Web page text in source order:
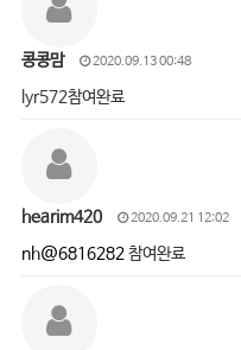
콩콩맘 2020.09.13 00:48
lyr572참여완료
hearim420 2020.09.21 12:02
nh@6816282참여완료